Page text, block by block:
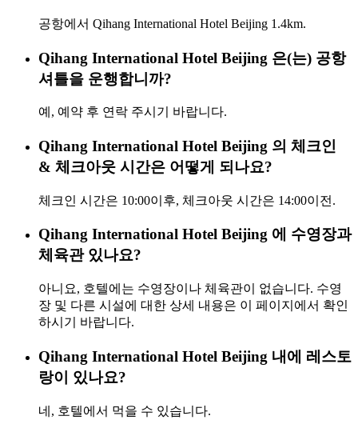
공항에서 Qihang International Hotel Beijing 1.4km.
Qihang International Hotel Beijing 은(는) 공항
셔틀을 운행합니까?
예, 예약 후 연락 주시기 바랍니다.
Qihang International Hotel Beijing 의 체크인
& 체크아웃 시간은 어떻게 되나요?
체크인 시간은 10:00이후, 체크아웃 시간은 14:00이전.
Qihang International Hotel Beijing 에 수영장과
체육관 있나요?
아니요, 호텔에는 수영장이나 체육관이 없습니다. 수영
장 및 다른 시설에 대한 상세 내용은 이 페이지에서 확인
하시기 바랍니다.
Qihang International Hotel Beijing 내에 레스토
랑이 있나요?
네, 호텔에서 먹을 수 있습니다.